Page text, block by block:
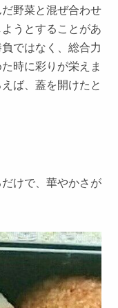
野菜と混ぜ合わせ
うとすることがあ
ではなく、総合力
時に彩りが栄えま
ば、蓋を開けたと
けで、華やかさが